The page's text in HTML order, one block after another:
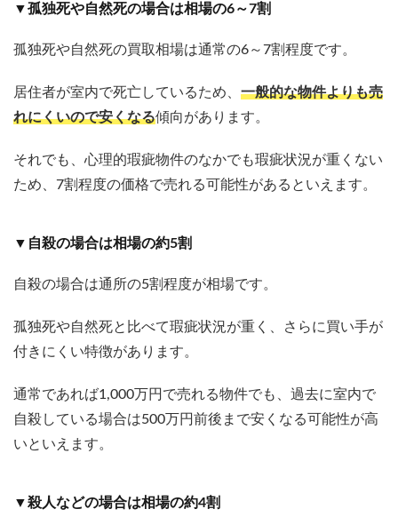
▼孤独死や自然死の場合は相場の6～7割
孤独死や自然死の買取相場は通常の6～7割程度です。
居住者が室内で死亡しているため、 一般的な物件よりも売
れにくいので安くなる傾向があります。
それでも、心理的瑕疵物件のなかでも瑕疵状況が重くない
ため、7割程度の価格で売れる可能性があるといえます。
▼自殺の場合は相場の約5割
自殺の場合は通所の5割程度が相場です。
孤独死や自然死と比べて瑕疵状況が重く、さらに買い手が
付きにくい特徴があります。
通常であれば1,000万円で売れる物件でも、過去に室内で
自殺している場合は500万円前後まで安くなる可能性が高
いといえます。
▼殺人などの場合は相場の約4割